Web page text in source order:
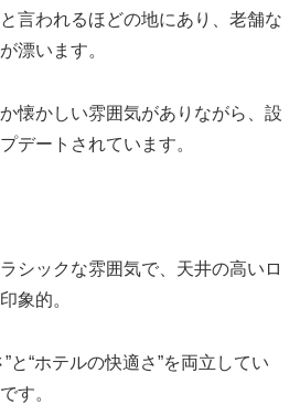
言われるほどの地にあり、老舗な
漂います。
懐かしい雰囲気がありながら、設
デートされています。
シックな雰囲気で、天井の高いロ
象的。
と“ホテルの快適さ”を両立してい
す。